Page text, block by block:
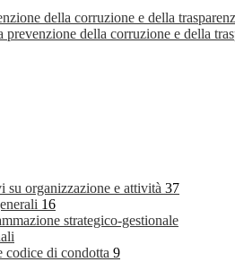
della corruzione e della
prevenzione della corruzione e della
su organizzazione e attività 37
16
strategico-gestionale
codice di condotta 9